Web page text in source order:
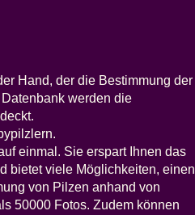
Hand, der die Bestimmung der
werden die
einmal. Sie erspart Ihnen das
bietet viele Möglichkeiten, einen
von Pilzen anhand von
50000 Fotos. Zudem können